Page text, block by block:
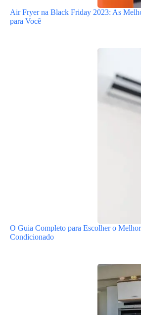
Air Fryer na Black Friday 2023: As
para Você
O Guia Completo para Escolher o
Condicionado